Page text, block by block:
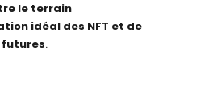
le terrain
idéal des NFT et de
.